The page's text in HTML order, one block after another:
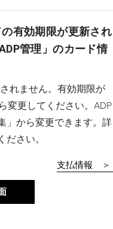
有効期限が更新され
管理」のカード情
れません。有効期限が
変更してください。ADP
」から変更できます。詳
さい。
支払情報 ＞